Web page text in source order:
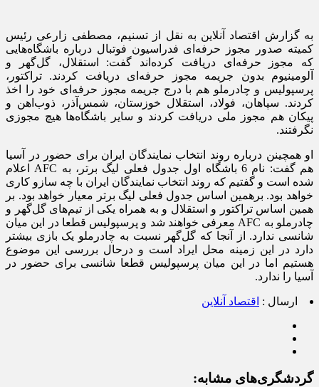
به گزارش اقتصاد آنلاین به نقل از تسنیم، مصطفی زارعی رئیس
کمیته صدور مجوز حرفه‌ای فدراسیون فوتبال درباره باشگاه‌هایی
که مجوز حرفه‌ای دریافت کرده‌اند گفت: استقلال، گل‌گهر و
آلومینیوم بدون جریمه مجوز حرفه‌ای دریافت کردند. تراکتور،
پرسپولیس و چادرملو هم با درج جریمه مجوز حرفه‌ای خود را اخذ
کردند. سپاهان، فولاد، استقلال خوزستان، شمس‌آذر، ذوب‌اهن و
پیکان هم مجوز ملی دریافت کردند و سایر باشگاه‌ها هیچ مجوزی
نگرفتند.
او همچینن درباره روند انتخاب نمایندگان ایران برای حضور در آسیا
هم گفت: نام 6 باشگاه اول جدول فعلی لیگ برتر، به AFC اعلام
شده است و گفتیم که روند انتخاب نمایندگان ایران با چه سازو کاری
خواهد بود. برهمین اساس جدول فعلی لیگ برتر معیار خواهد بود. بر
همین اساس تراکتور و استقلال و به همراه یکی از تیم‌های گل‌گهر و
چادرملو به AFC معرفی خواهند شد و پرسپولیس قطعا در این میان
شانسی ندارد. از آنجا که گل‌گهر نسبت به چادرملو یک بازی بیشتر
دارد در این زمینه محل ایراد است و درحال بررسی این موضوع
هستیم اما در این میان پرسپولیس قطعا شانسی برای حضور در
آسیا را ندارد.
ارسال : اقتصاد آنلاین
گردشگری‌های مشابه: